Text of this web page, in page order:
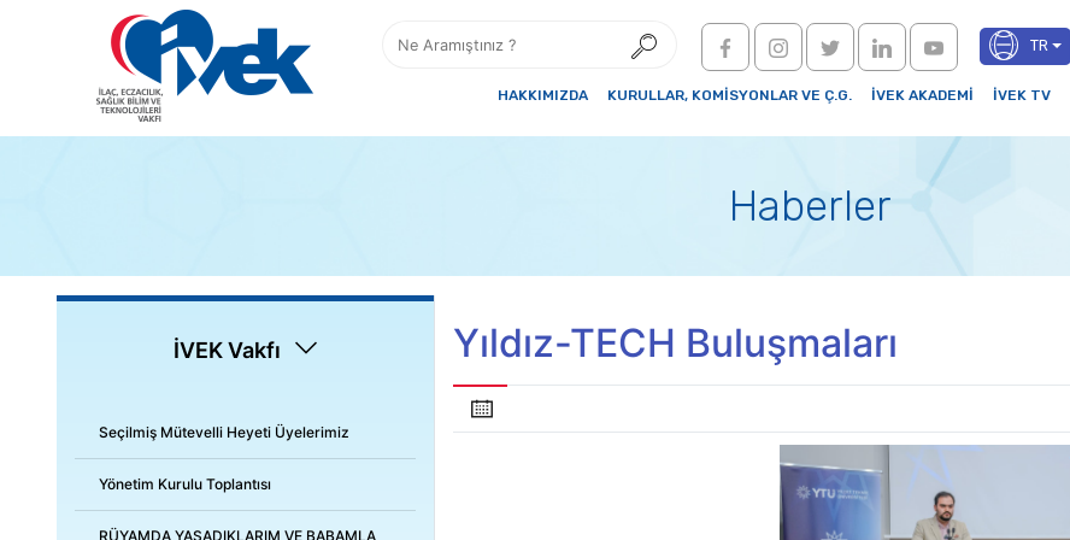
TR
HAKKIMIZDA KURULLAR, KOMİSYONLAR VE Ç.G. İVEK AKADEMİ İVEK TV
Haberler
İVEK Vakfı
Seçilmiş Mütevelli Heyeti Üyelerimiz
Yönetim Kurulu Toplantısı
RÜYAMDA YAŞADIKLARIM VE BABAMLA
Yıldız-TECH Buluşmaları